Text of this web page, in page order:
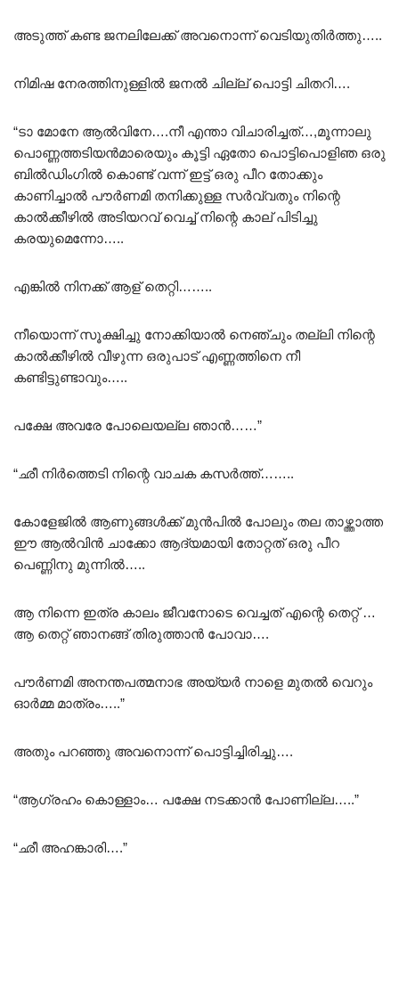
അടുത്ത് കണ്ട ജനലിലേക്ക് അവനൊന്ന് വെടിയുതിർത്തു…..
നിമിഷ നേരത്തിനുള്ളിൽ ജനൽ ചില്ല് പൊട്ടി ചിതറി….
“ടാ മോനേ ആൽവിനേ….നീ എന്താ വിചാരിച്ചത്…,മൂന്നാലു
പൊണ്ണത്തടിയൻമാരെയും കൂട്ടി ഏതോ പൊട്ടിപൊളിഞ ഒരു
ബിൽഡിംഗിൽ കൊണ്ട് വന്ന് ഇട്ട് ഒരു പീറ തോക്കും
കാണിച്ചാൽ പൗർണമി തനിക്കുള്ള സർവ്വതും നിന്റെ
കാൽക്കീഴിൽ അടിയറവ് വെച്ച് നിന്റെ കാല് പിടിച്ചു
കരയുമെന്നോ…..
എങ്കിൽ നിനക്ക് ആള് തെറ്റി……..
നീയൊന്ന് സൂക്ഷിച്ചു നോക്കിയാൽ നെഞ്ചും തല്ലി നിന്റെ
കാൽക്കീഴിൽ വീഴുന്ന ഒരുപാട് എണ്ണത്തിനെ നീ
കണ്ടിട്ടുണ്ടാവും…..
പക്ഷേ അവരേ പോലെയല്ല ഞാൻ……”
“ഛീ നിർത്തെടി നിന്റെ വാചക കസർത്ത്……..
കോളേജിൽ ആണുങ്ങൾക്ക് മുൻപിൽ പോലും തല താഴ്ത്താത്ത
ഈ ആൽവിൻ ചാക്കോ ആദ്യമായി തോറ്റത് ഒരു പീറ
പെണ്ണിനു മുന്നിൽ…..
ആ നിന്നെ ഇത്ര കാലം ജീവനോടെ വെച്ചത് എന്റെ തെറ്റ് …
ആ തെറ്റ് ഞാനങ്ങ് തിരുത്താൻ പോവാ….
പൗർണമി അനന്തപത്മനാഭ അയ്യർ നാളെ മുതൽ വെറും
ഓർമ്മ മാത്രം…..”
അതും പറഞ്ഞു അവനൊന്ന് പൊട്ടിച്ചിരിച്ചു….
“ആഗ്രഹം കൊള്ളാം… പക്ഷേ നടക്കാൻ പോണില്ല…..”
“ഛീ അഹങ്കാരി….”